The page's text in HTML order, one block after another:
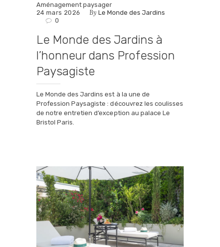
Aménagement paysager
24 mars 2026
ByLe Monde des Jardins
0
Le Monde des Jardins à
l’honneur dans Profession
Paysagiste
Le Monde des Jardins est à la une de
Profession Paysagiste : découvrez les coulisses
de notre entretien d’exception au palace Le
Bristol Paris.